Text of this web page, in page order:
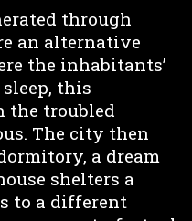
through
an alternative
the inhabitants’
this
the troubled
The city then
a dream
shelters a
to a different